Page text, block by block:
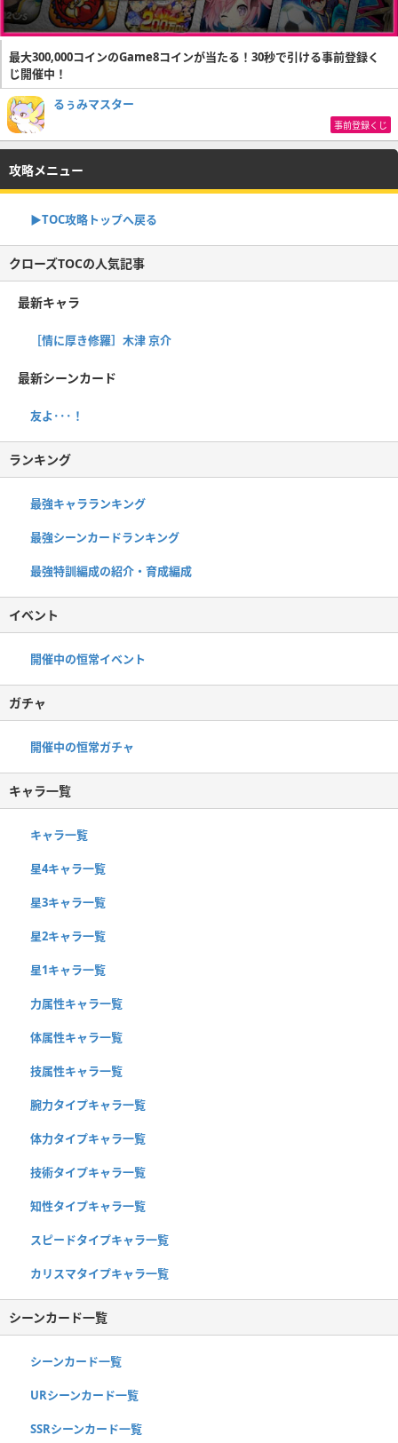
最大300,000コインのGame8コインが当たる！30秒で引ける事前登録く
じ開催中！
るぅみマスター
事前登録くじ
攻略メニュー
▶TOC攻略トップへ戻る
クローズTOCの人気記事
最新キャラ
［情に厚き修羅］木津 京介
最新シーンカード
友よ･･･！
ランキング
最強キャラランキング
最強シーンカードランキング
最強特訓編成の紹介・育成編成
イベント
開催中の恒常イベント
ガチャ
開催中の恒常ガチャ
キャラ一覧
キャラ一覧
星4キャラ一覧
星3キャラ一覧
星2キャラ一覧
星1キャラ一覧
力属性キャラ一覧
体属性キャラ一覧
技属性キャラ一覧
腕力タイプキャラ一覧
体力タイプキャラ一覧
技術タイプキャラ一覧
知性タイプキャラ一覧
スピードタイプキャラ一覧
カリスマタイプキャラ一覧
シーンカード一覧
シーンカード一覧
URシーンカード一覧
SSRシーンカード一覧